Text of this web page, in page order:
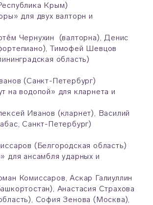
Крым)
для двух валторн и
Чернухин (валторна), Денис
Тимофей Шевцов
область)
(Санкт-Петербург)
на водопой» для кларнета и
Иванов (кларнет), Василий
Санкт-Петербург)
(Белгородская область)
для ансамбля ударных и
Комиссаров, Аскар Галиуллин
Анастасия Страхова
София Зенова (Москва),